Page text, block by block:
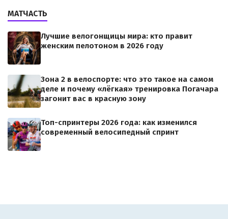
МАТЧАСТЬ
Лучшие велогонщицы мира: кто правит
женским пелотоном в 2026 году
Зона 2 в велоспорте: что это такое на самом
деле и почему «лёгкая» тренировка Погачара
загонит вас в красную зону
Топ-спринтеры 2026 года: как изменился
современный велосипедный спринт